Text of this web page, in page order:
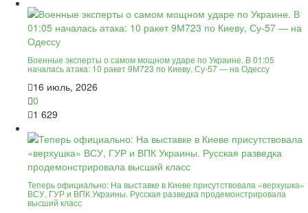
Военные эксперты о самом мощном ударе по Украине. В 01:05
началась атака: 10 ракет 9М723 по Киеву, Су-57 — на Одессу
16 июль, 2026
0
1 629
Теперь официально: На выставке в Киеве присутствовала «верхушка»
ВСУ, ГУР и ВПК Украины. Русская разведка продемонстрировала
высший класс